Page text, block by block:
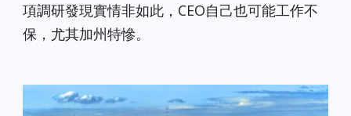
項調研發現實情非如此，CEO自己也可能工作不
保，尤其加州特慘。